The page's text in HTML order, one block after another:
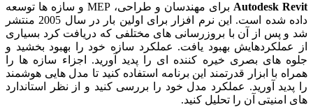
Autodesk Revit
برای مهندسان و طراحی، MEP و سازه ها توسعه
داده شده است. این نرم افزار برای اولین بار در سال 2005 منتشر
شد و پس از آن با بروزرسانی های مختلفی که دریافت کرد بسیاری
از عملکردهایش بهبود یافت. عملکرد سازه خود را بهبود بخشید و
جلوه های بصری خیره کننده ای را پدید آورید. اجزاء سازه ها را
همراه با ابزار قدرتمند این برنامه استفاده کنید تا مدل هایی هوشمند
را پدید آورید. عملکرد مدل خود را بررسی کنید و از نظر استاندارد
های امنیتی آن را تحلیل کنید.